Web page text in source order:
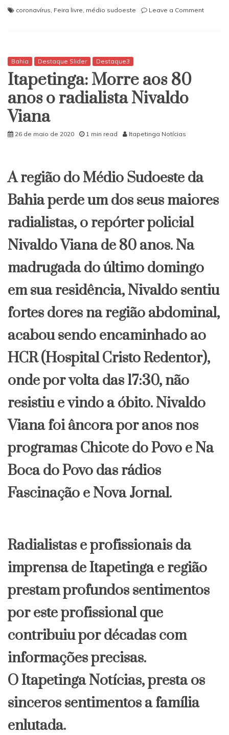
coronavírus, Feira livre, médio sudoeste Leave a Commenton
Bahia Destaque Slider Destaque3
Itapetinga: Morre aos 80
anos o radialista Nivaldo
Viana
26 de maio de 2020 1 min read Itapetinga Notícias
A região do Médio Sudoeste da
Bahia perde um dos seus maiores
radialistas, o repórter policial
Nivaldo Viana de 80 anos. Na
madrugada do último domingo
em sua residência, Nivaldo sentiu
fortes dores na região abdominal,
acabou sendo encaminhado ao
HCR (Hospital Cristo Redentor),
onde por volta das 17:30, não
resistiu e vindo a óbito. Nivaldo
Viana foi âncora por anos nos
programas Chicote do Povo e Na
Boca do Povo das rádios
Fascinação e Nova Jornal.
Radialistas e profissionais da
imprensa de Itapetinga e região
prestam profundos sentimentos
por este profissional que
contribuiu por décadas com
informações precisas.
O Itapetinga Notícias, presta os
sinceros sentimentos a família
enlutada.